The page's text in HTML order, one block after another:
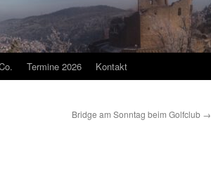
Termine 2026 Kontakt
Bridge am Sonntag beim Golfclub →